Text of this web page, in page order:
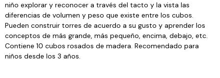
niño explorar y reconocer a través del tacto y la vista las
diferencias de volumen y peso que existe entre los cubos.
Pueden construir torres de acuerdo a su gusto y aprender los
conceptos de más grande, más pequeño, encima, debajo, etc.
Contiene 10 cubos rosados de madera. Recomendado para
niños desde los 3 años.